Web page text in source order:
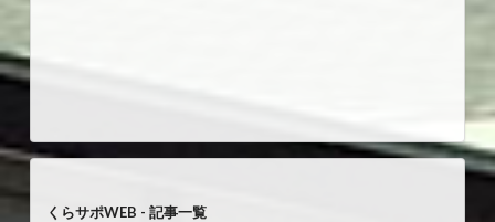
くらサポWEB - 記事一覧